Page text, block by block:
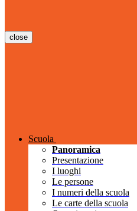
close
Scuola
Panoramica
Presentazione
I luoghi
Le persone
I numeri della scuola
Le carte della scuola